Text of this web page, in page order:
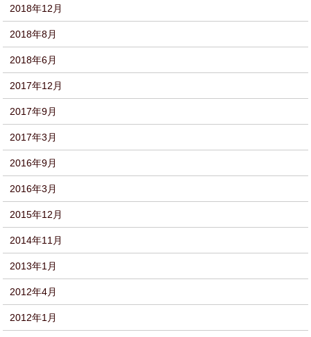
2018年12月
2018年8月
2018年6月
2017年12月
2017年9月
2017年3月
2016年9月
2016年3月
2015年12月
2014年11月
2013年1月
2012年4月
2012年1月